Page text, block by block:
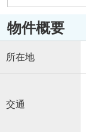
物件概要
所在地
交通